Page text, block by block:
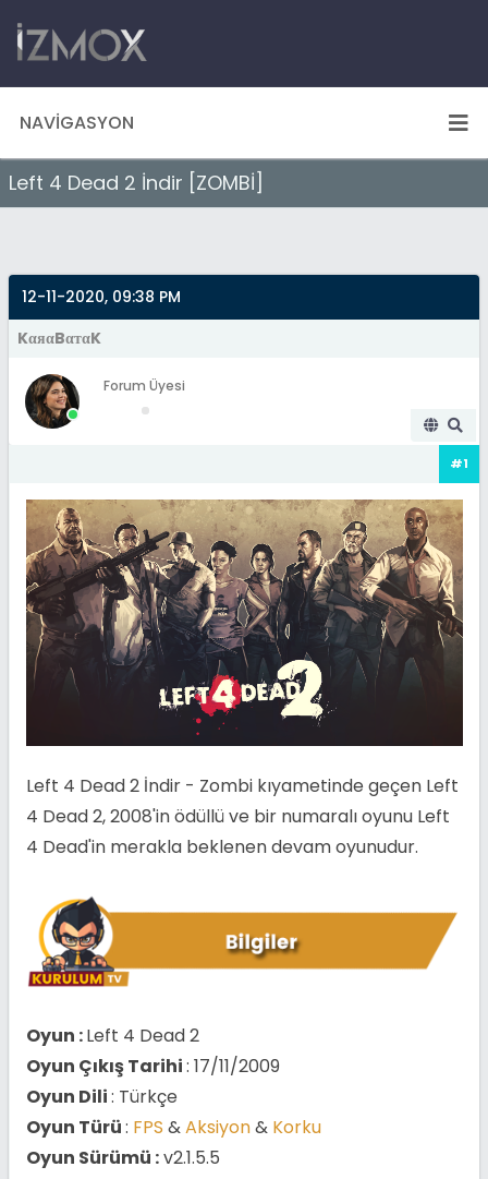
NAVIGASYON
Left 4 Dead 2 İndir [ZOMBİ]
12-11-2020, 09:38 PM
KαяαBαтαK
Forum Üyesi
#1
Left 4 Dead 2 İndir - Zombi kıyametinde geçen Left
4 Dead 2, 2008'in ödüllü ve bir numaralı oyunu Left
4 Dead'in merakla beklenen devam oyunudur.
Oyun :Left 4 Dead 2
Oyun Çıkış Tarihi: 17/11/2009
Oyun Dili: Türkçe
Oyun Türü: FPS &Aksiyon& Korku
Oyun Sürümü :v2.1.5.5